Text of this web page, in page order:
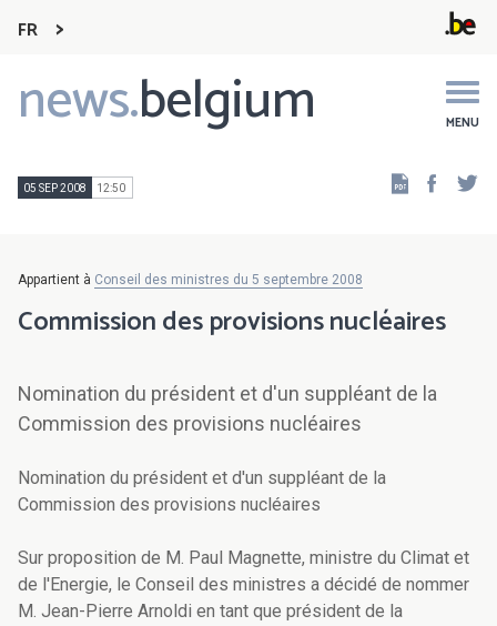
FR
news.belgium MENU
Main
navigation
05 SEP 2008 12:50
Appartient à Conseil des ministres du 5 septembre 2008
Commission des provisions nucléaires
Nomination du président et d'un suppléant de la
Commission des provisions nucléaires
Nomination du président et d'un suppléant de la
Commission des provisions nucléaires
Sur proposition de M. Paul Magnette, ministre du Climat et
de l'Energie, le Conseil des ministres a décidé de nommer
M. Jean-Pierre Arnoldi en tant que président de la